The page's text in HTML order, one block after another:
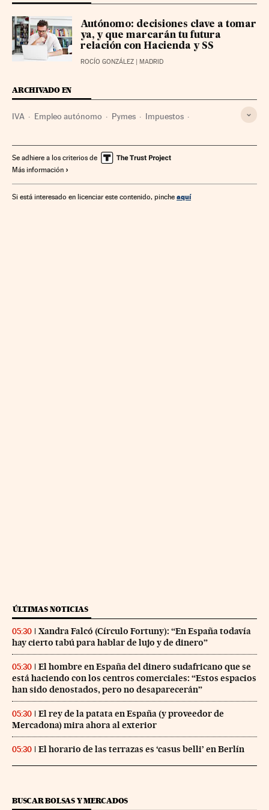
Autónomo: decisiones clave a tomar
ya, y que marcarán tu futura
relación con Hacienda y SS
ROCÍO GONZÁLEZ | MADRID
ARCHIVADO EN
IVA Empleo autónomo Pymes Impuestos
Empresas Trabajo Economía Finanzas
Se adhiere a los criterios de
Más información
Si está interesado en licenciar este contenido, pinche aquí
ÚLTIMAS NOTICIAS
05:30
Xandra Falcó (Círculo Fortuny): “En España todavía
hay cierto tabú para hablar de lujo y de dinero”
05:30
El hombre en España del dinero sudafricano que se
está haciendo con los centros comerciales: “Estos espacios
han sido denostados, pero no desaparecerán”
05:30
El rey de la patata en España (y proveedor de
Mercadona) mira ahora al exterior
05:30 El horario de las terrazas es ‘casus belli’ en Berlín
BUSCAR BOLSAS Y MERCADOS